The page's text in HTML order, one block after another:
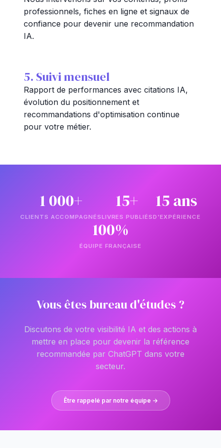
professionnels, fiches en ligne et signaux de
confiance pour devenir une recommandation
IA.
5. Suivi mensuel
Rapport de performances avec citations IA,
évolution du positionnement et
recommandations d'optimisation continue
pour votre métier.
1 000+
CLIENTS ACCOMPAGNÉS
15+
LIVRES PUBLIÉS
15 ans
D'EXPÉRIENCE
100%
ÉQUIPE FRANÇAISE
Vous êtes bureau d'études ?
Discutons de votre visibilité IA et des actions à
mettre en place pour devenir la référence
recommandée par ChatGPT dans votre
secteur.
Être rappelé par notre équipe →